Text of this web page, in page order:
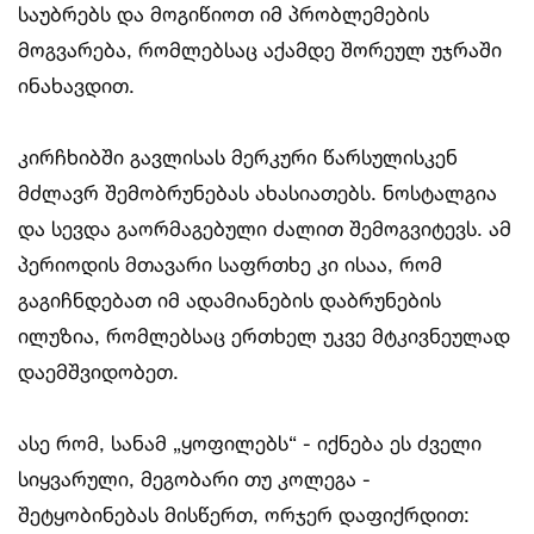
საუბრებს და მოგიწიოთ იმ პრობლემების
მოგვარება, რომლებსაც აქამდე შორეულ უჯრაში
ინახავდით.
კირჩხიბში გავლისას მერკური წარსულისკენ
მძლავრ შემობრუნებას ახასიათებს. ნოსტალგია
და სევდა გაორმაგებული ძალით შემოგვიტევს. ამ
პერიოდის მთავარი საფრთხე კი ისაა, რომ
გაგიჩნდებათ იმ ადამიანების დაბრუნების
ილუზია, რომლებსაც ერთხელ უკვე მტკივნეულად
დაემშვიდობეთ.
ასე რომ, სანამ „ყოფილებს“ - იქნება ეს ძველი
სიყვარული, მეგობარი თუ კოლეგა -
შეტყობინებას მისწერთ, ორჯერ დაფიქრდით: